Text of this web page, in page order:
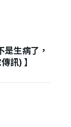
是生病了，
訊) 】